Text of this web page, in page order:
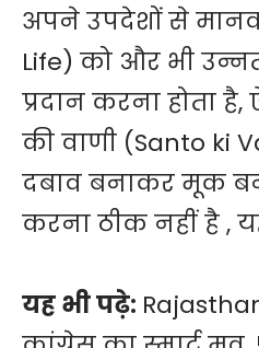
अपने उपदेशों से
Life) को और भी
प्रदान करना होता
की वाणी (Santo ki
दबाव बनाकर मूक
करना ठीक नहीं है ,
यह भी पढ़े: